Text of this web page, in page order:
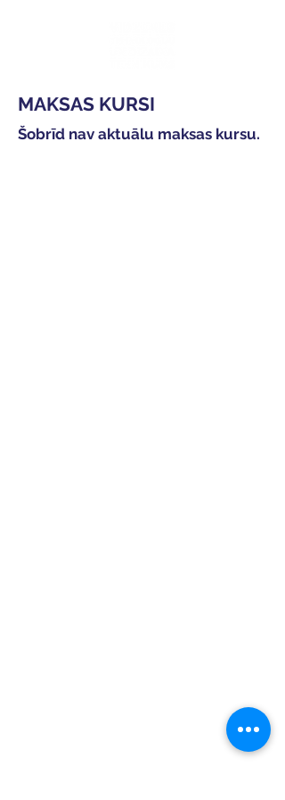
MAKSAS KURSI
Šobrīd nav aktuālu maksas kursu.